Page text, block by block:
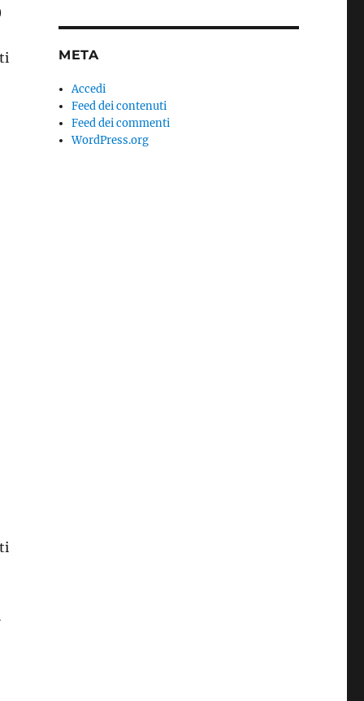
META
Accedi
Feed dei contenuti
Feed dei commenti
WordPress.org